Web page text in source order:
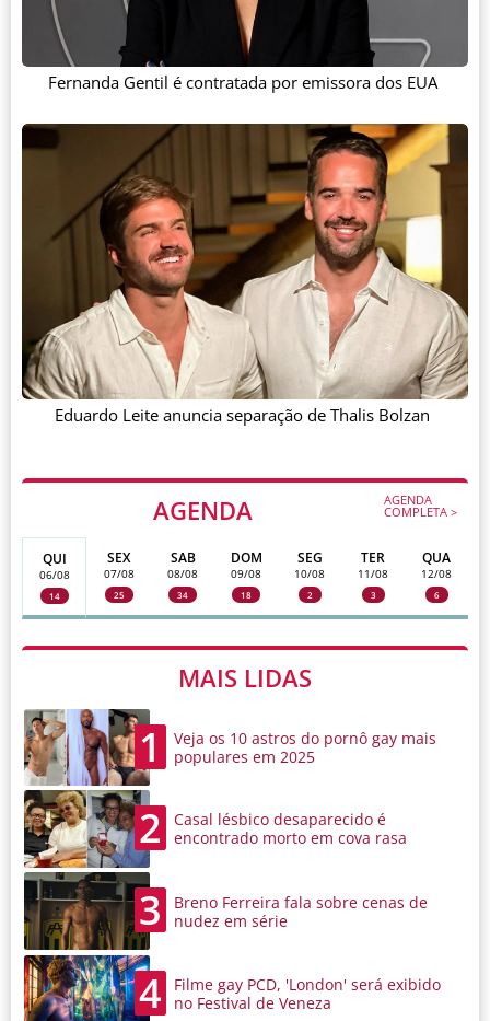
AGENDA AGENDA
COMPLETA >
QUI
06/08
14
SEX
07/08
25
SAB
08/08
34
DOM
09/08
18
SEG
10/08
2
TER
11/08
3
QUA
12/08
6
MAIS LIDAS
1
Veja os 10 astros do pornô gay mais
populares em 2025
2
Casal lésbico desaparecido é
encontrado morto em cova rasa
3
Breno Ferreira fala sobre cenas de
nudez em série
4
Filme gay PCD, 'London' será exibido
no Festival de Veneza
Fernanda Gentil é contratada por emissora dos EUA
Eduardo Leite anuncia separação de Thalis Bolzan